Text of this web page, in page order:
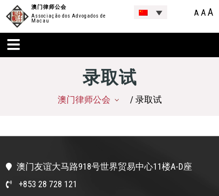
澳门律师公会
Associação dos Advogados de
Macau
A AA
录取试
澳门律师公会 / 录取试
澳门友谊大马路918号世界贸易中心11楼A-D座
+853 28 728 121